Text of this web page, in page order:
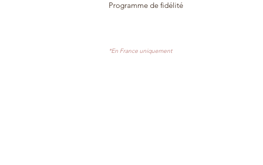
Programme de fidélité
*En France uniquement